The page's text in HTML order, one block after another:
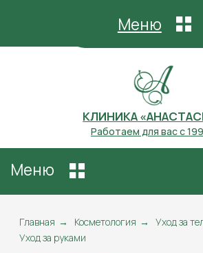
Записаться на прием
Работаем для вас с 1992 г.
КЛИНИКА «АНАСТАСИЯ»
Главная → Косметология → Уход за
Уход за руками